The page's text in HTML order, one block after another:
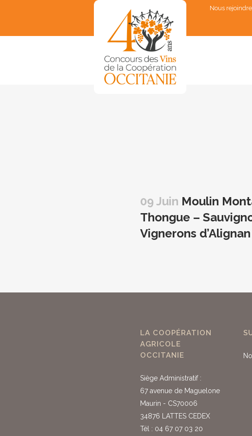
Nous
09 Juin Moulin
Thongue –
Vignerons
LA COOPÉRATION
AGRICOLE
OCCITANIE
Siège Administratif :
67 avenue de Maguelone
Maurin - CS70006
34876 LATTES CEDEX
Tél : 04 67 07 03 20